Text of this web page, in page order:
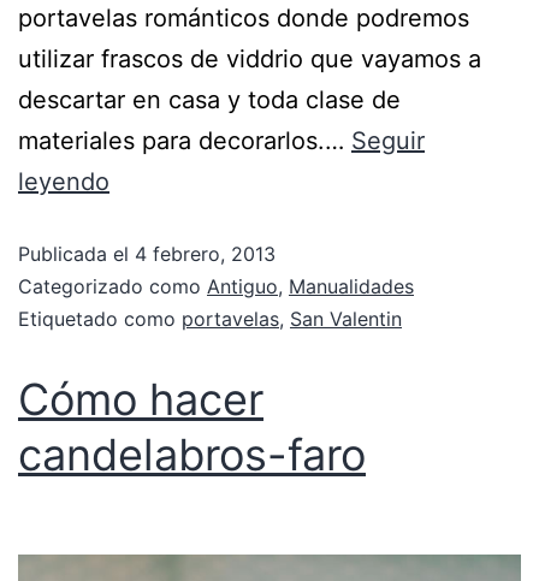
portavelas románticos donde podremos
utilizar frascos de viddrio que vayamos a
descartar en casa y toda clase de
materiales para decorarlos.… Seguir
leyendo
Publicada el 4 febrero, 2013
Categorizado como Antiguo, Manualidades
Etiquetado como portavelas, San Valentin
Cómo hacer
candelabros-faro